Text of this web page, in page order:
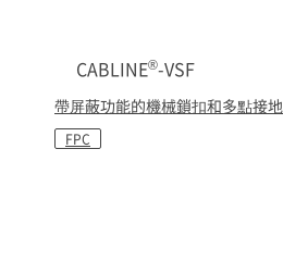
CABLINE®-VSF
帶屏蔽功能的機械鎖扣和多點接
FPC